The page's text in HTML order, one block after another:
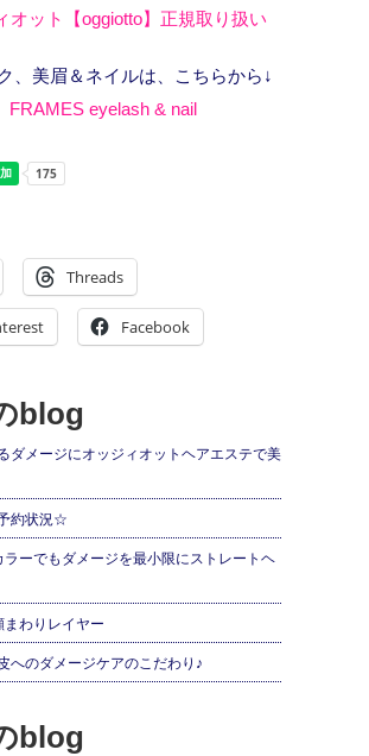
オット【oggiotto】正規取り扱い
、美眉＆ネイルは、こちらから↓
FRAMES eyelash & nail
Threads
Facebook
blog
ダメージにオッジィオットヘアエステで美
約状況☆
ラーでもダメージを最小限にストレートヘ
まわりレイヤー
へのダメージケアのこだわり♪
blog